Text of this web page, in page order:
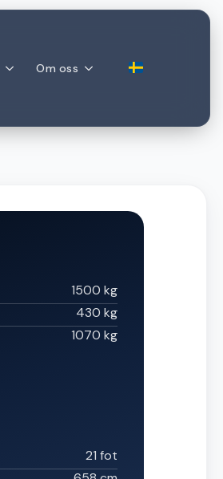
Om oss
1500 kg
430 kg
1070 kg
21 fot